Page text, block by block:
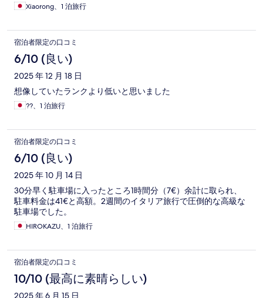
Xiaorong、1 泊旅行
宿泊者限定の口コミ
6/10 (良い)
2025 年 12 月 18 日
想像していたランクより低いと思いました
??、1 泊旅行
宿泊者限定の口コミ
6/10 (良い)
2025 年 10 月 14 日
30分早く駐車場に入ったところ1時間分（7€）余計に取られ、
駐車料金は41€と高額。2週間のイタリア旅行で圧倒的な高級な
駐車場でした。
HIROKAZU、1 泊旅行
宿泊者限定の口コミ
10/10 (最高に素晴らしい)
2025 年 6 月 15 日